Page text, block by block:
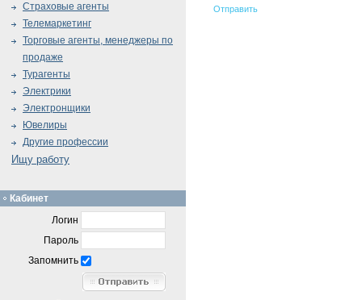
Страховые агенты
Телемаркетинг
Торговые агенты, менеджеры по
продаже
Турагенты
Электрики
Электронщики
Ювелиры
Другие профессии
Ищу работу
Кабинет
Логин
Пароль
Запомнить